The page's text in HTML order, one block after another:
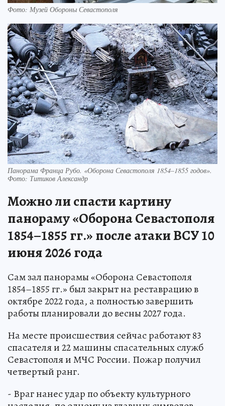
Фото: Музей Обороны Севастополя
Панорама Франца Рубо. «Оборона Севастополя 1854–1855 годов».
Фото: Титиков Александр
Можно ли спасти картину
панораму «Оборона Севастополя
1854–1855 гг.» после атаки ВСУ 10
июня 2026 года
Сам зал панорамы «Оборона Севастополя
1854–1855 гг.» был закрыт на реставрацию в
октябре 2022 года, а полностью завершить
работы планировали до весны 2027 года.
На месте происшествия сейчас работают 83
спасателя и 22 машины спасательных служб
Севастополя и МЧС России. Пожар получил
четвертый ранг.
- Враг нанес удар по объекту культурного